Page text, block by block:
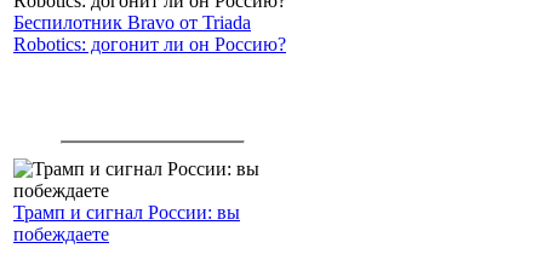
Беспилотник Bravo от Triada
Robotics: догонит ли он Россию?
Трамп и сигнал России: вы
побеждаете